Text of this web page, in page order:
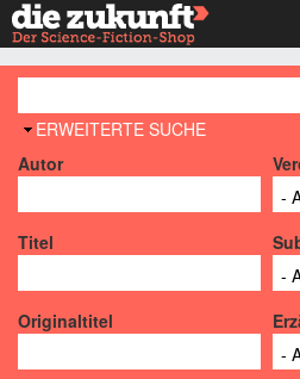
AUSBLENDEN
ERWEITERTE SUCHE
Autor
Titel
Originaltitel